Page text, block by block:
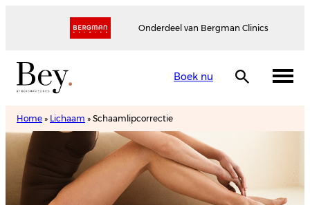
Onderdeel van Bergman Clinics
Boek nu
Home » Lichaam » Schaamlipcorrectie
Schaamlipcorrectie